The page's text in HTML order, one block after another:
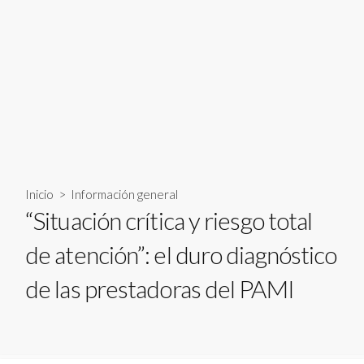
Inicio > Información general
“Situación crítica y riesgo total
de atención”: el duro diagnóstico
de las prestadoras del PAMI